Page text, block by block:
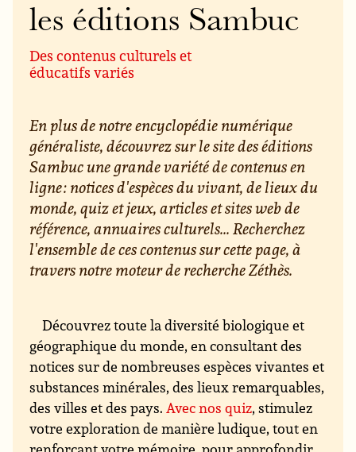
les éditions Sambuc
Des contenus culturels et
éducatifs variés
En plus de notre encyclopédie numérique
généraliste, découvrez sur le site des éditions
Sambuc une grande variété de contenus en
ligne : notices d'espèces du vivant, de lieux du
monde, quiz et jeux, articles et sites web de
référence, annuaires culturels... Recherchez
l'ensemble de ces contenus sur cette page, à
travers notre moteur de recherche Zéthès.
Découvrez toute la diversité biologique et
géographique du monde, en consultant des
notices sur de nombreuses espèces vivantes et
substances minérales, des lieux remarquables,
des villes et des pays. Avec nos quiz, stimulez
votre exploration de manière ludique, tout en